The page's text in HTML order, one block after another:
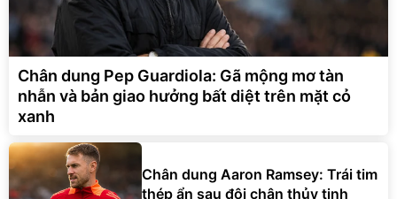
Chân dung Pep Guardiola: Gã mộng mơ tàn
nhẫn và bản giao hưởng bất diệt trên mặt cỏ
xanh
Chân dung Aaron Ramsey: Trái tim
thép ẩn sau đôi chân thủy tinh